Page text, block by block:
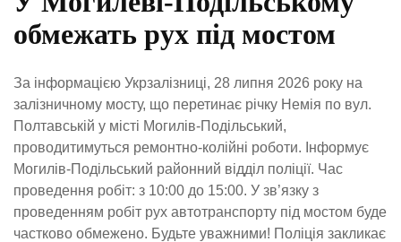
обмежать рух під мостом
За інформацією Укрзалізниці, 28 липня 2026 року на
залізничному мосту, що перетинає річку Немія по вул.
Полтавській у місті Могилів-Подільський,
проводитимуться ремонтно-колійні роботи. Інформує
Могилів-Подільський районний відділ поліції. Час
проведення робіт: з 10:00 до 15:00. У зв’язку з
проведенням робіт рух автотранспорту під мостом буде
частково обмежено. Будьте уважними! Поліція закликає